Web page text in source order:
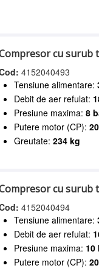
cu surub
4152040493
Tensiune alimentare:
Debit de aer refulat:
Presiune maxima:8
Putere motor (CP):
Greutate:234 kg
cu surub
4152040494
Tensiune alimentare:
Debit de aer refulat:
Presiune maxima: 10
Putere motor (CP):